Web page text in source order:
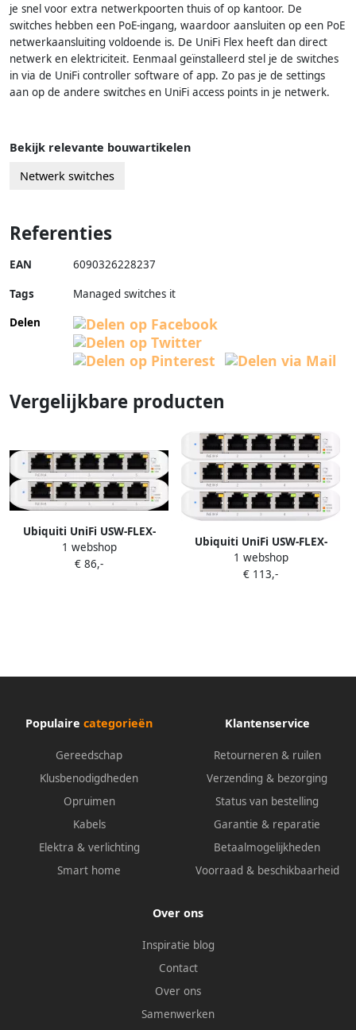
je snel voor extra netwerkpoorten thuis of op kantoor. De
switches hebben een PoE-ingang, waardoor aansluiten op een PoE
netwerkaansluiting voldoende is. De UniFi Flex heeft dan direct
netwerk en elektriciteit. Eenmaal geïnstalleerd stel je de switches
in via de UniFi controller software of app. Zo pas je de settings
aan op de andere switches en UniFi access points in je netwerk.
Bekijk relevante bouwartikelen
Netwerk switches
Referenties
EAN 6090326228237
Tags
Managed switches it
Delen
Vergelijkbare producten
Ubiquiti UniFi USW-FLEX-
MINI Duo-pack
1 webshop
€ 86,-
Ubiquiti UniFi USW-FLEX-
MINI 3-pack
1 webshop
€ 113,-
Populaire categorieën
Gereedschap
Klusbenodigdheden
Opruimen
Kabels
Elektra & verlichting
Smart home
Klantenservice
Retourneren & ruilen
Verzending & bezorging
Status van bestelling
Garantie & reparatie
Betaalmogelijkheden
Voorraad & beschikbaarheid
Over ons
Inspiratie blog
Contact
Over ons
Samenwerken